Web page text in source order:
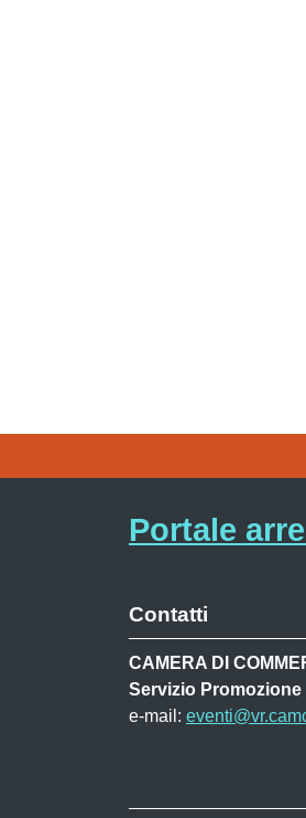
Portale
Contatti
CAMERA DI
Servizio
e-mail: